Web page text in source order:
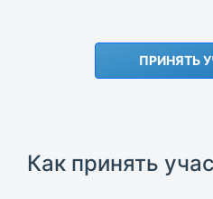
ПРИНЯТЬ
Как принять